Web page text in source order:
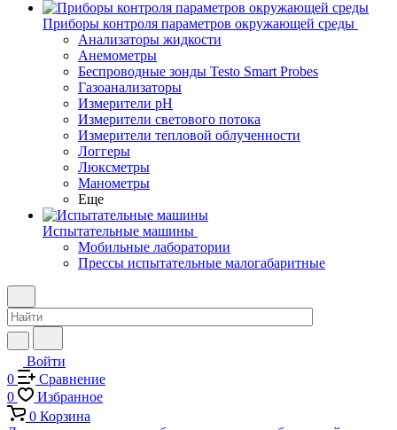
Приборы контроля параметров окружающей среды
Анализаторы жидкости
Анемометры
Беспроводные зонды Testo Smart Probes
Газоанализаторы
Измерители pH
Измерители светового потока
Измерители тепловой облученности
Логгеры
Люксметры
Манометры
Еще
Испытательные машины
Мобильные лаборатории
Прессы испытательные малогабаритные
Войти
0
Сравнение
0
Избранное
0 Корзина